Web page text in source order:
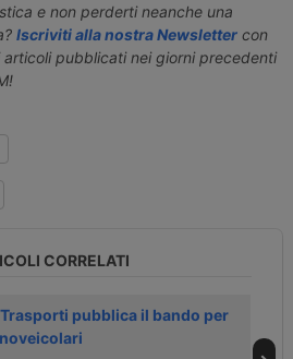
e non perderti neanche una
Iscriviti alla nostra Newslettercon
pubblicati nei giorni precedenti
CORRELATI
pubblica il bando per